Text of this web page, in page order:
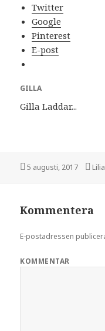
Twitter
Google
Pinterest
E-post
GILLA
Gilla Laddar...
Postat
5 augusti, 2017
Kommentera
E-postadressen
KOMMENTAR